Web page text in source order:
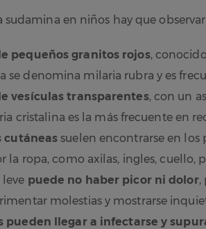
sudamina en niños hay que
pequeños granitos rojos,
se denomina milaria rubra y es
vesículas transparentes, con un
cristalina es la más frecuente en
cutáneas suelen encontrarse en los
la ropa, como axilas, ingles, cuello,
leve puede no haber picor ni dolor,
molestias y mostrarse
pueden llegar a infectarse y